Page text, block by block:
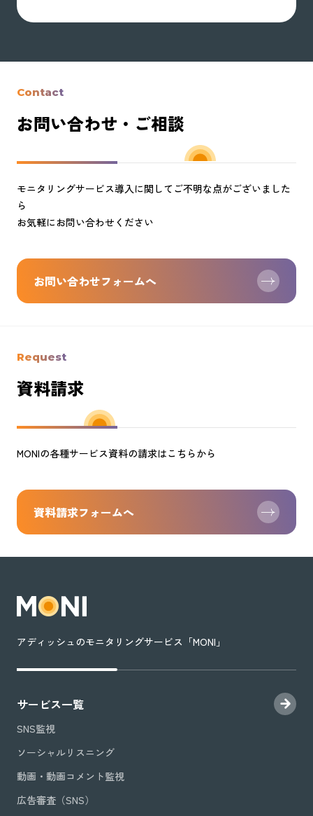
Contact
お問い合わせ・ご相談
モニタリングサービス導入に関してご不明な点がございました
ら
お気軽にお問い合わせください
お問い合わせフォームへ
Request
資料請求
MONIの各種サービス資料の請求はこちらから
資料請求フォームへ
アディッシュのモニタリングサービス「MONI」
サービス一覧
SNS監視
ソーシャルリスニング
動画・動画コメント監視
広告審査（SNS）